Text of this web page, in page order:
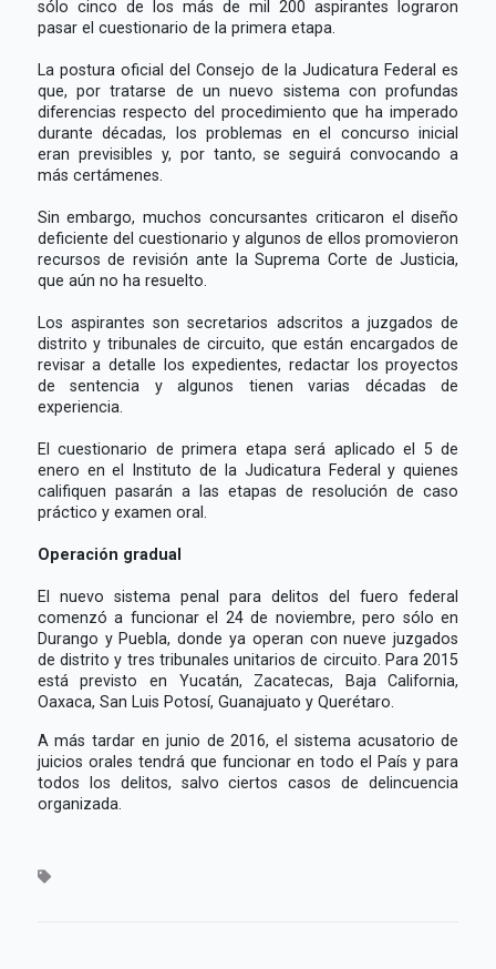
sólo cinco de los más de mil 200 aspirantes lograron
pasar el cuestionario de la primera etapa.
La postura oficial del Consejo de la Judicatura Federal es
que, por tratarse de un nuevo sistema con profundas
diferencias respecto del procedimiento que ha imperado
durante décadas, los problemas en el concurso inicial
eran previsibles y, por tanto, se seguirá convocando a
más certámenes.
Sin embargo, muchos concursantes criticaron el diseño
deficiente del cuestionario y algunos de ellos promovieron
recursos de revisión ante la Suprema Corte de Justicia,
que aún no ha resuelto.
Los aspirantes son secretarios adscritos a juzgados de
distrito y tribunales de circuito, que están encargados de
revisar a detalle los expedientes, redactar los proyectos
de sentencia y algunos tienen varias décadas de
experiencia.
El cuestionario de primera etapa será aplicado el 5 de
enero en el Instituto de la Judicatura Federal y quienes
califiquen pasarán a las etapas de resolución de caso
práctico y examen oral.
Operación gradual
El nuevo sistema penal para delitos del fuero federal
comenzó a funcionar el 24 de noviembre, pero sólo en
Durango y Puebla, donde ya operan con nueve juzgados
de distrito y tres tribunales unitarios de circuito. Para 2015
está previsto en Yucatán, Zacatecas, Baja California,
Oaxaca, San Luis Potosí, Guanajuato y Querétaro.
A más tardar en junio de 2016, el sistema acusatorio de
juicios orales tendrá que funcionar en todo el País y para
todos los delitos, salvo ciertos casos de delincuencia
organizada.